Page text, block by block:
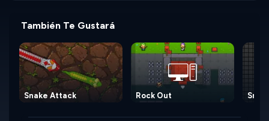
También Te Gustará
Rock Out
Snake Attack